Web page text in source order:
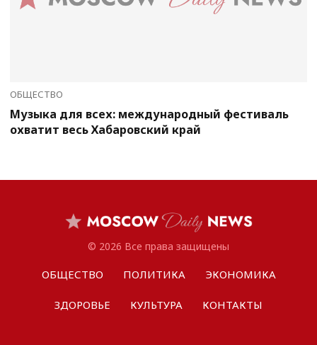
ОБЩЕСТВО
Музыка для всех: международный фестиваль
охватит весь Хабаровский край
© 2026 Все права защищены
ОБЩЕСТВО ПОЛИТИКА ЭКОНОМИКА
ЗДОРОВЬЕ КУЛЬТУРА КОНТАКТЫ